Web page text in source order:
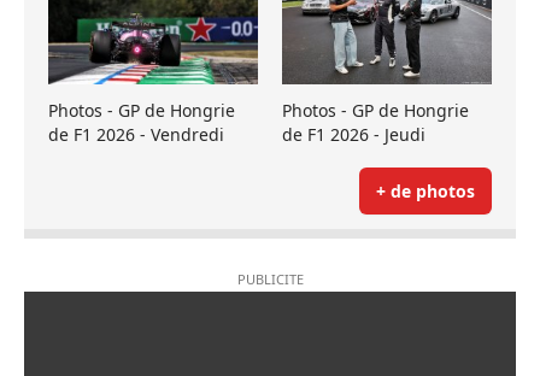
Photos - GP de Hongrie
de F1 2026 - Vendredi
Photos - GP de Hongrie
de F1 2026 - Jeudi
+ de photos